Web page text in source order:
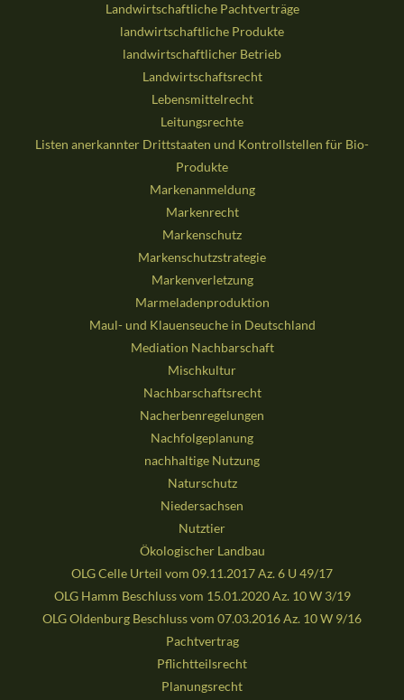
Landwirtschaftliche Pachtverträge
landwirtschaftliche Produkte
landwirtschaftlicher Betrieb
Landwirtschaftsrecht
Lebensmittelrecht
Leitungsrechte
Listen anerkannter Drittstaaten und Kontrollstellen für Bio-
Produkte
Markenanmeldung
Markenrecht
Markenschutz
Markenschutzstrategie
Markenverletzung
Marmeladenproduktion
Maul- und Klauenseuche in Deutschland
Mediation Nachbarschaft
Mischkultur
Nachbarschaftsrecht
Nacherbenregelungen
Nachfolgeplanung
nachhaltige Nutzung
Naturschutz
Niedersachsen
Nutztier
Ökologischer Landbau
OLG Celle Urteil vom 09.11.2017 Az. 6 U 49/17
OLG Hamm Beschluss vom 15.01.2020 Az. 10 W 3/19
OLG Oldenburg Beschluss vom 07.03.2016 Az. 10 W 9/16
Pachtvertrag
Pflichtteilsrecht
Planungsrecht